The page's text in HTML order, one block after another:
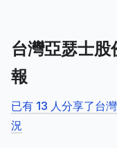
台灣亞瑟士
報
已有 13 人分享了台
況